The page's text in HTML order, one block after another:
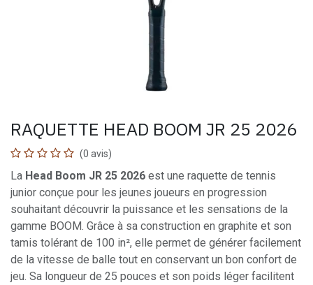
RAQUETTE HEAD BOOM JR 25 2026
(0 avis)
La Head Boom JR 25 2026 est une raquette de tennis
junior conçue pour les jeunes joueurs en progression
souhaitant découvrir la puissance et les sensations de la
gamme BOOM. Grâce à sa construction en graphite et son
tamis tolérant de 100 in², elle permet de générer facilement
de la vitesse de balle tout en conservant un bon confort de
jeu. Sa longueur de 25 pouces et son poids léger facilitent